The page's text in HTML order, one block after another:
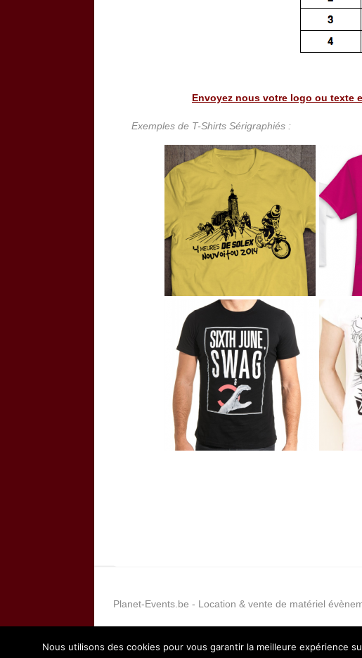
Envoyez nous votre logo ou texte
Exemples de T-Shirts Sérigraphiés :
Planet-Events.be - Location & vente de matériel
Nous utilisons des cookies pour vous garantir la meilleure expérience